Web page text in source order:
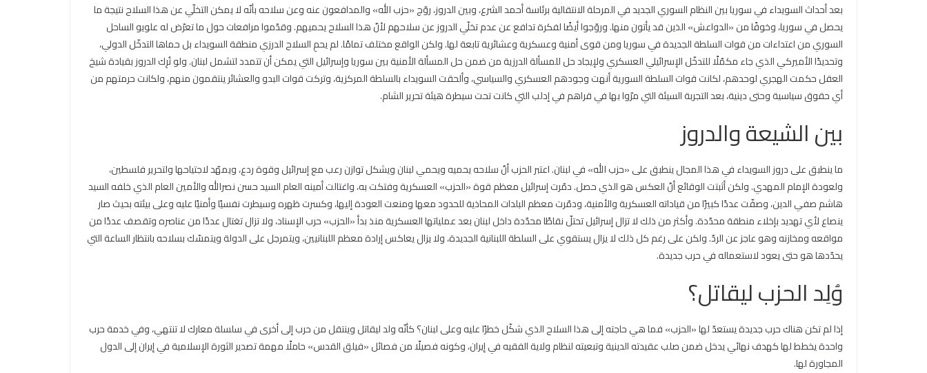
بعد أحداث السويداء في سوريا بين النظام السوري الجديد في المرحلة الانتقالية برئاسة أحمد الشرع، وبين الدروز، روّج «حزب الله» والمدافعون عنه وعن سلاحه بأنّه لا يمكن التخلّي عن هذا السلاح نتيجة ما
يحصل في سوريا، وخوفًا من «الدواعش» الذين قد يأتون منها. وروّجوا أيضًا لفكرة تدافع عن عدم تخلّي الدروز عن سلاحهم لأنّ هذا السلاح يحميهم. وقدّموا مرافعات حول ما تعرّض له علويو الساحل
السوري من اعتداءات من قوات السلطة الجديدة في سوريا ومن قوى أمنية وعسكرية وعشائرية تابعة لها. ولكن الواقع مختلف تمامًا. لم يحمِ السلاح الدرزي منطقة السويداء بل حماها التدخّل الدولي،
وتحديدًا الأميركي الذي جاء مكمّلًا للتدخّل الإسرائيلي العسكري ولإيجاد حل للمسألة الدرزية من ضمن حل المسألة الأمنية بين سوريا وإسرائيل التي يمكن أن تتمدد لتشمل لبنان. ولو تُرِك الدروز بقيادة شيخ
العقل حكمت الهجري لوحدهم، لكانت قوات السلطة السورية أنهت وجودهم العسكري والسياسي، وألحقت السويداء بالسلطة المركزية، وتركت قوات البدو والعشائر ينتقمون منهم، ولكانت حرمتهم من
أي حقوق سياسية وحتى دينية، بعد التجربة السيئة التي مرّوا بها في قراهم في إدلب التي كانت تحت سيطرة هيئة تحرير الشام.
بين الشيعة والدروز
ما ينطبق على دروز السويداء في هذا المجال ينطبق على «حزب الله» في لبنان. اعتبر الحزب أنّ سلاحه يحميه ويحمي لبنان ويشكل توازن رعب مع إسرائيل وقوة ردع، ويمهّد لاجتياحها ولتحرير فلسطين،
ولعودة الإمام المهدي. ولكن أثبتت الوقائع أنّ العكس هو الذي حصل. دمّرت إسرائيل معظم قوة «الحزب» العسكرية وفتكت به، واغتالت أمينه العام السيد حسن نصرالله والأمين العام الذي خلفه السيد
هاشم صفي الدين، وصفّت عددًا كبيرًا من قياداته العسكرية والأمنية، ودمّرت معظم البلدات المحاذية للحدود معها ومنعت العودة إليها، وكسرت ظهره وسيطرت نفسيًا وأمنيًا عليه وعلى بيئته بحيث صار
ينصاع لأي تهديد بإخلاء منطقة محدّدة. وأكثر من ذلك لا تزال إسرائيل تحتلّ نقاطًا محدّدة داخل لبنان بعد عملياتها العسكرية منذ بدأ «الحزب» حرب الإسناد، ولا تزال تغتال عددًا من عناصره وتقصف عددًا من
مواقعه ومخازنه وهو عاجز عن الردّ. ولكن على رغم كل ذلك لا يزال يستقوي على السلطة اللبنانية الجديدة، ولا يزال يعاكس إرادة معظم اللبنانيين، ويتمرجل على الدولة ويتمسّك بسلاحه بانتظار الساعة التي
يحدّدها هو حتى يعود لاستعماله في حرب جديدة.
وُلِد الحزب ليقاتل؟
إذا لم تكن هناك حرب جديدة يستعدّ لها «الحزب» فما هي حاجته إلى هذا السلاح الذي شكّل خطرًا عليه وعلى لبنان؟ كأنّه ولد ليقاتل وينتقل من حرب إلى أخرى في سلسلة معارك لا تنتهي، وفي خدمة حرب
واحدة يخطط لها كهدف نهائي يدخل ضمن صلب عقيدته الدينية وتبعيته لنظام ولاية الفقيه في إيران، وكونه فصيلًا من فصائل «فيلق القدس» حاملًا مهمة تصدير الثورة الإسلامية في إيران إلى الدول
المجاورة لها.